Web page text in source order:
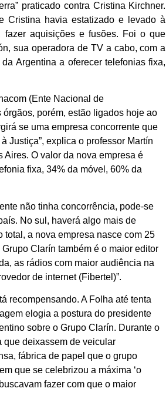
praticado contra Cristina Kirchner.
Cristina havia estatizado e levado à
fazer aquisições e fusões. Foi o que
sua operadora de TV a cabo, com a
Argentina a oferecer telefonias fixa,
(Ente Nacional de
porém, estão ligados hoje ao
se uma empresa concorrente que
Justiça”, explica o professor Martín
O valor da nova empresa é
fixa, 34% da móvel, 60% da
não tinha concorrência, pode-se
No sul, haverá algo mais de
total, a nova empresa nasce com 25
Clarín também é o maior editor
as rádios com maior audiência na
de internet (Fibertel)”.
recompensando. A Folha até tenta
elogia a postura do presidente
sobre o Grupo Clarín. Durante o
que deixassem de veicular
fábrica de papel que o grupo
que se celebrizou a máxima ‘o
fazer com que o maior